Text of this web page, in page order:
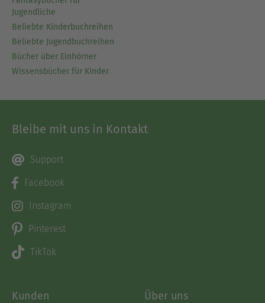
Jugendliche
Beliebte Kinderbuchreihen
Beliebte Jugendbuchreihen
Bücher über Einhörner
Wissensbücher für Kinder
Bleibe mit uns in Kontakt
Support
Facebook
Instagram
Pinterest
TikTok
Kunden Über uns